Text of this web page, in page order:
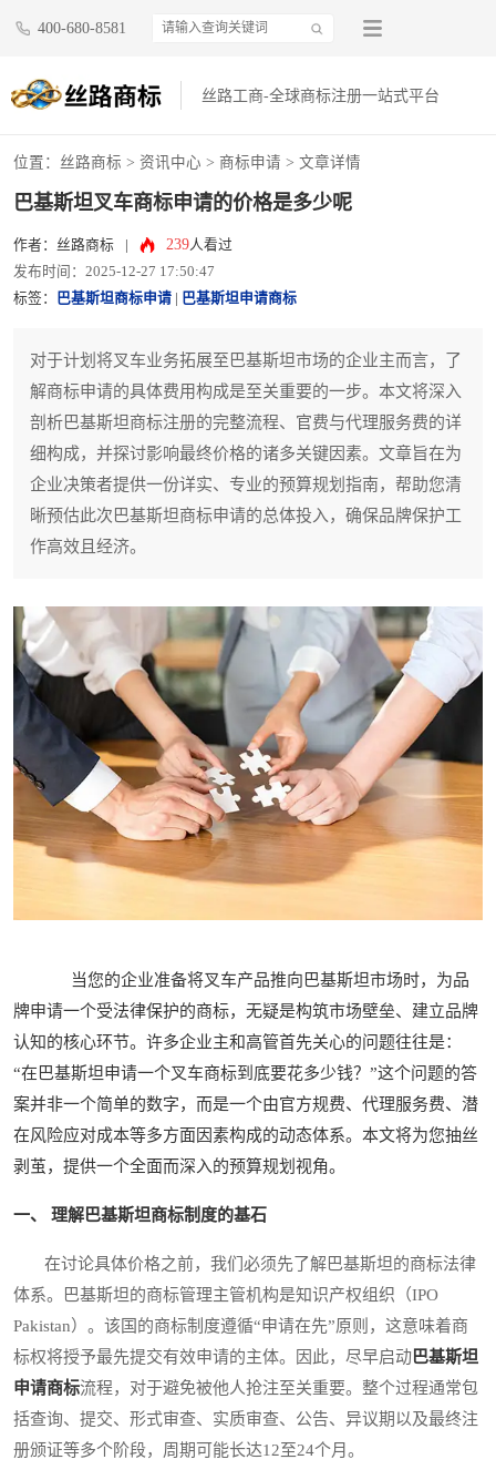
400-680-8581
丝路工商-全球商标注册一站式平台
位置： 丝路商标 > 资讯中心 > 商标申请 > 文章详情
巴基斯坦叉车商标申请的价格是多少呢
作者：丝路商标 239人看过
发布时间：2025-12-27 17:50:47
标签：
巴基斯坦商标申请 巴基斯坦申请商标
对于计划将叉车业务拓展至巴基斯坦市场的企业主而言，了
解商标申请的具体费用构成是至关重要的一步。本文将深入
剖析巴基斯坦商标注册的完整流程、官费与代理服务费的详
细构成，并探讨影响最终价格的诸多关键因素。文章旨在为
企业决策者提供一份详实、专业的预算规划指南，帮助您清
晰预估此次巴基斯坦商标申请的总体投入，确保品牌保护工
作高效且经济。
当您的企业准备将叉车产品推向巴基斯坦市场时，为品
牌申请一个受法律保护的商标，无疑是构筑市场壁垒、建立品牌
认知的核心环节。许多企业主和高管首先关心的问题往往是：
“在巴基斯坦申请一个叉车商标到底要花多少钱？”这个问题的答
案并非一个简单的数字，而是一个由官方规费、代理服务费、潜
在风险应对成本等多方面因素构成的动态体系。本文将为您抽丝
剥茧，提供一个全面而深入的预算规划视角。
一、 理解巴基斯坦商标制度的基石
在讨论具体价格之前，我们必须先了解巴基斯坦的商标法律
体系。巴基斯坦的商标管理主管机构是知识产权组织（IPO
Pakistan）。该国的商标制度遵循“申请在先”原则，这意味着商
标权将授予最先提交有效申请的主体。因此，尽早启动巴基斯坦
申请商标流程，对于避免被他人抢注至关重要。整个过程通常包
括查询、提交、形式审查、实质审查、公告、异议期以及最终注
册颁证等多个阶段，周期可能长达12至24个月。